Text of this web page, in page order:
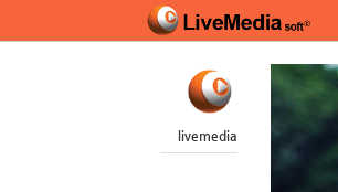
livemedia